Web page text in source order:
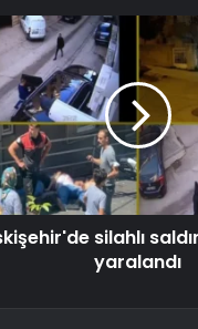
silahlı
yaralandı